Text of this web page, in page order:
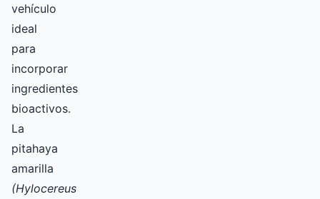
vehículo
ideal
para
incorporar
ingredientes
bioactivos.
La
pitahaya
amarilla
(Hylocereus